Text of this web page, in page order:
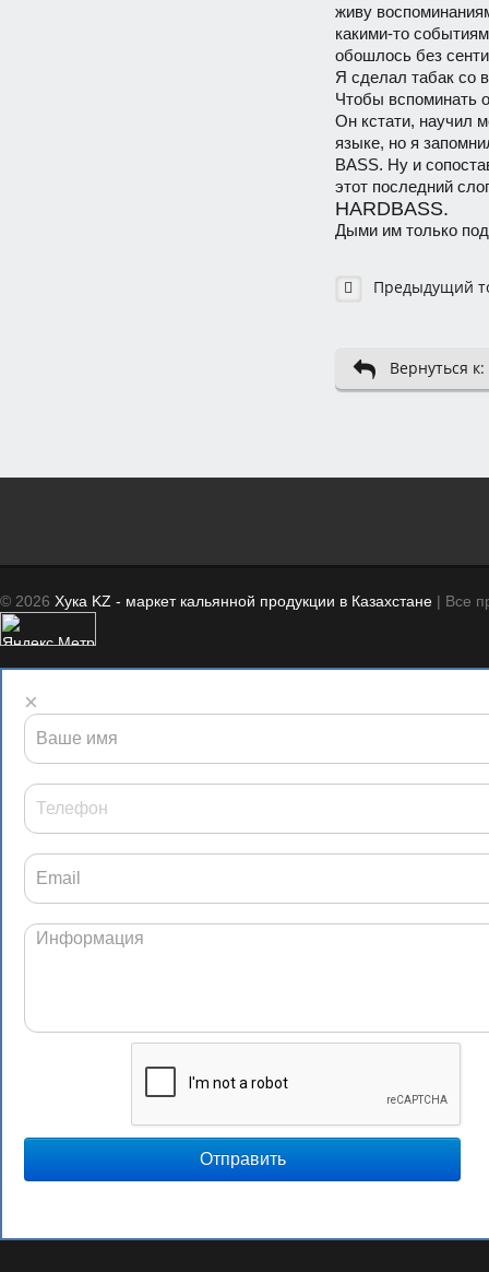
живу
какими-то
обошлось без
Я сделал табак со
Чтобы вспоминать
Он кстати, научил
языке, но я
BASS. Ну и
этот последний
HARDBASS.
Дыми им только
Предыдущий
Вернуться
© 2026 Хука KZ - маркет кальянной продукции в Казахстане | Все
×
Отправить